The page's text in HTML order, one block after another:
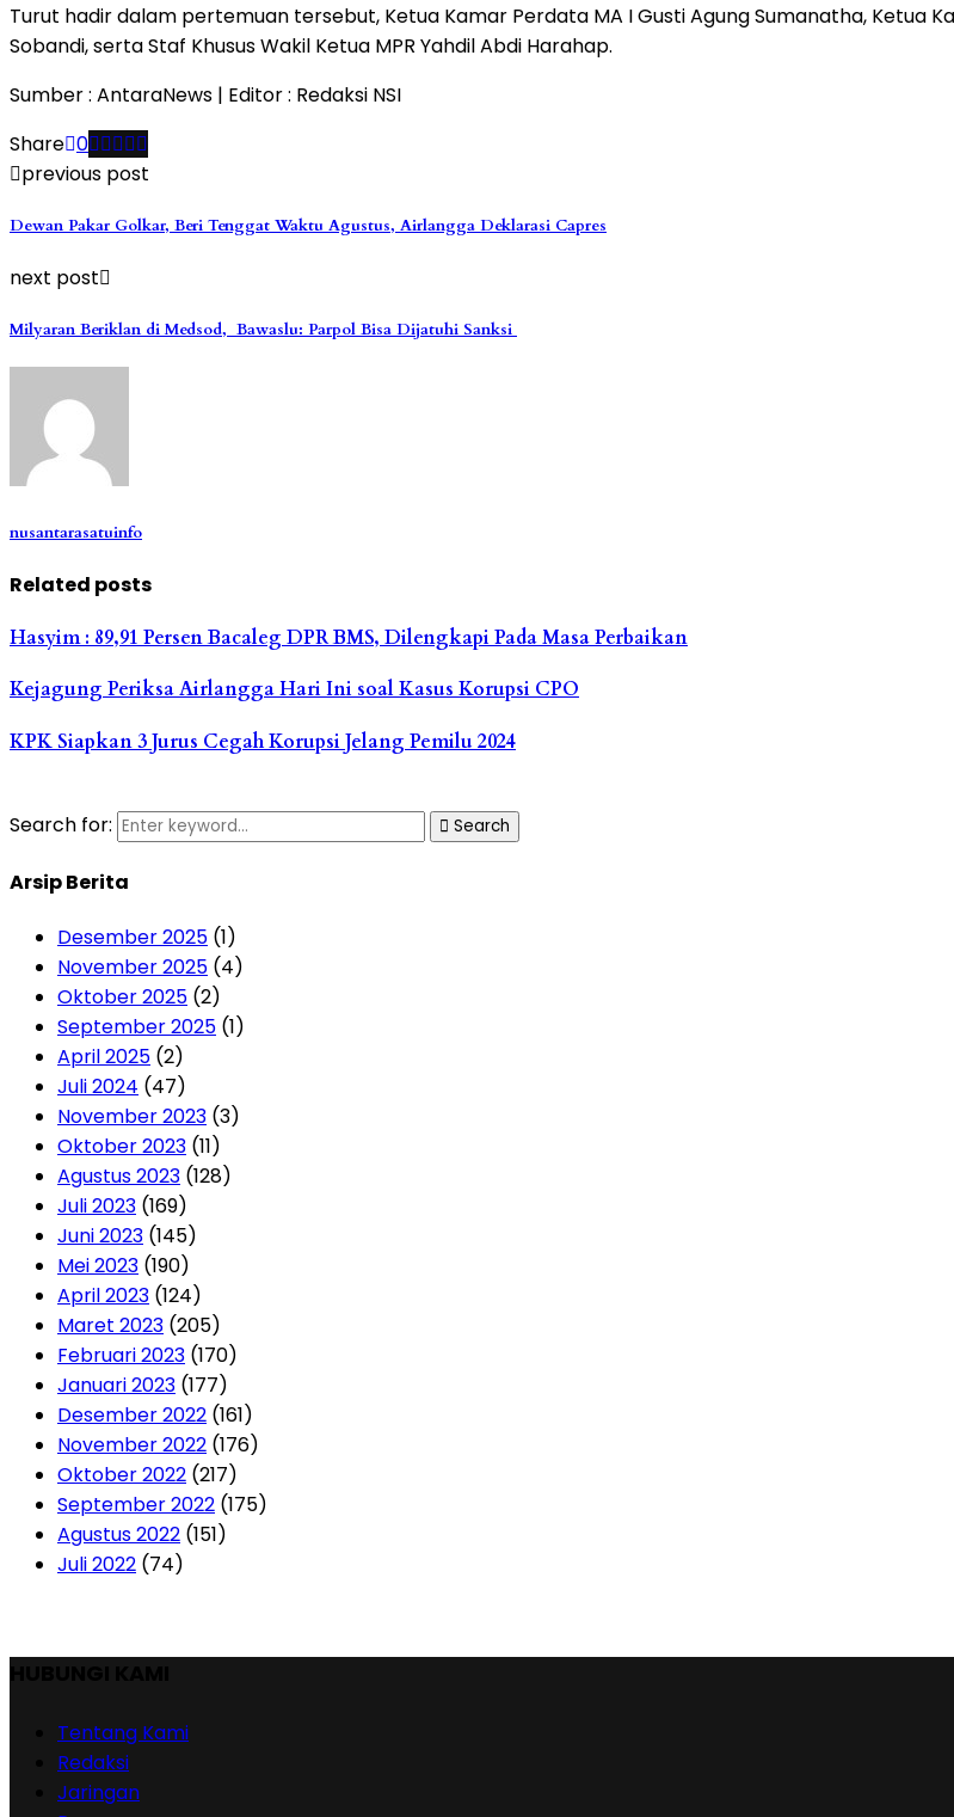
Turut hadir dalam pertemuan tersebut, Ketua Kamar Perdata MA I Gusti Agung Sumanatha, Ketua
Sobandi, serta Staf Khusus Wakil Ketua MPR Yahdil Abdi Harahap.
Sumber : AntaraNews | Editor : Redaksi NSI
Share 0
previous post
Dewan Pakar Golkar, Beri Tenggat Waktu Agustus, Airlangga Deklarasi Capres
next post
Milyaran Beriklan di Medsod, Bawaslu: Parpol Bisa Dijatuhi Sanksi
nusantarasatuinfo
Related posts
Hasyim : 89,91 Persen Bacaleg DPR BMS, Dilengkapi Pada Masa Perbaikan
Kejagung Periksa Airlangga Hari Ini soal Kasus Korupsi CPO
KPK Siapkan 3 Jurus Cegah Korupsi Jelang Pemilu 2024
Search for: Search
Arsip Berita
Desember 2025 (1)
November 2025 (4)
Oktober 2025 (2)
September 2025 (1)
April 2025 (2)
Juli 2024 (47)
November 2023 (3)
Oktober 2023 (11)
Agustus 2023 (128)
Juli 2023 (169)
Juni 2023 (145)
Mei 2023 (190)
April 2023 (124)
Maret 2023 (205)
Februari 2023 (170)
Januari 2023 (177)
Desember 2022 (161)
November 2022 (176)
Oktober 2022 (217)
September 2022 (175)
Agustus 2022 (151)
Juli 2022 (74)
Tentang Kami
Redaksi
Jaringan